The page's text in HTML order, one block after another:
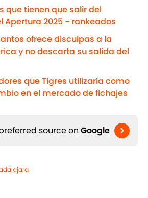
que tienen que salir del
Apertura 2025 - rankeados
ofrece disculpas a la
y no descarta su salida del
que Tigres utilizaría como
en el mercado de fichajes
source on Google